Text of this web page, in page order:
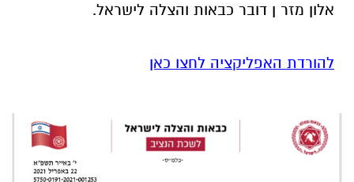
אלון מזר ן דובר כבאות והצלה לישראל.
להורדת האפליקציה לחצו כאן